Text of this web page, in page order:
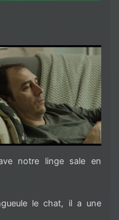
notre linge sale en
le chat, il a une